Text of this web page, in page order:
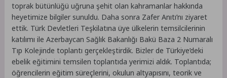
toprak bütünlüğü uğruna şehit olan kahramanlar hakkında
heyetimize bilgiler sunuldu. Daha sonra Zafer Anıtı’nı ziyaret
ettik. Türk Devletleri Teşkilatına üye ülkelerin temsilcilerinin
katılımı ile Azerbaycan Sağlık Bakanlığı Bakü Baza 2 Numaralı
Tıp Kolejinde toplantı gerçekleştirdik. Bizler de Türkiye’deki
ebelik eğitimini temsilen toplantıda yerimizi aldık. Toplantıda;
öğrencilerin eğitim süreçlerini, okulun altyapısını, teorik ve